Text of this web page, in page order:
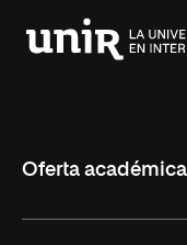
Oferta académica